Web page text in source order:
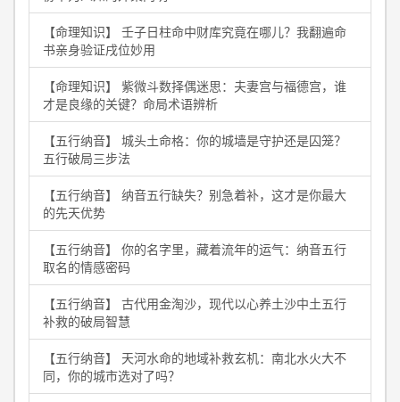
【命理知识】 壬子日柱命中财库究竟在哪儿？我翻遍命
书亲身验证戌位妙用
【命理知识】 紫微斗数择偶迷思：夫妻宫与福德宫，谁
才是良缘的关键？命局术语辨析
【五行纳音】 城头土命格：你的城墙是守护还是囚笼？
五行破局三步法
【五行纳音】 纳音五行缺失？别急着补，这才是你最大
的先天优势
【五行纳音】 你的名字里，藏着流年的运气：纳音五行
取名的情感密码
【五行纳音】 古代用金淘沙，现代以心养土沙中土五行
补救的破局智慧
【五行纳音】 天河水命的地域补救玄机：南北水火大不
同，你的城市选对了吗？